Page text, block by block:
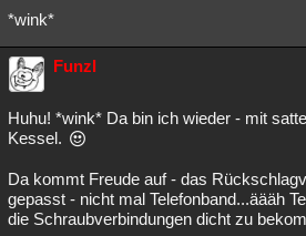
*wink*
Funzl
Huhu! *wink* Da bin ich wieder - mit
Kessel.
Da kommt Freude auf - das
gepasst - nicht mal Telefonband...äääh
die Schraubverbindungen dicht zu